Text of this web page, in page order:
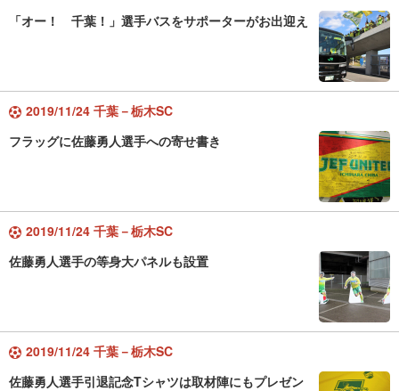
「オー！ 千葉！」選手バスをサポーターがお出迎え
2019/11/24 千葉－栃木SC
フラッグに佐藤勇人選手への寄せ書き
2019/11/24 千葉－栃木SC
佐藤勇人選手の等身大パネルも設置
2019/11/24 千葉－栃木SC
佐藤勇人選手引退記念Tシャツは取材陣にもプレゼン